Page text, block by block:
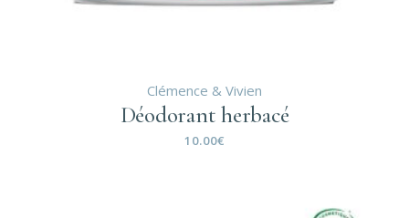
Clémence & Vivien
Déodorant herbacé
10.00€